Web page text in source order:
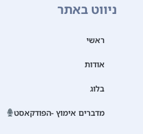
ניווט באתר
ראשי
אודות
בלוג
מדברים אימוץ -הפודקאסט